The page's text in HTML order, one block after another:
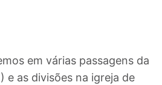
em várias passagens da
e as divisões na igreja de